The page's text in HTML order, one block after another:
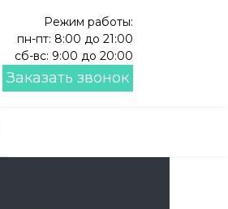
Режим работы:
пн-пт: 8:00 до 21:00
сб-вс: 9:00 до 20:00
Заказать звонок